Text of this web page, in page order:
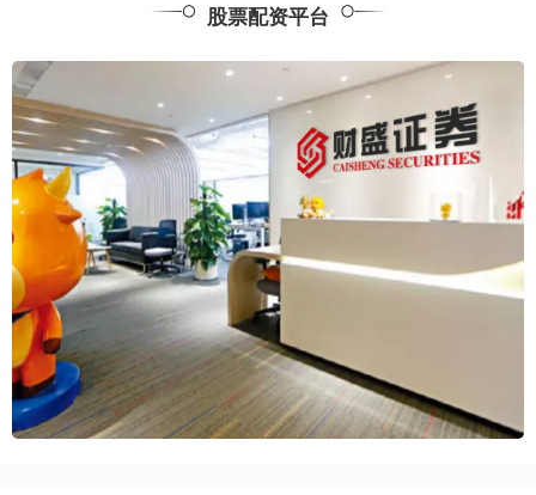
股票配资平台